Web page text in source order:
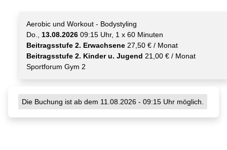
Aerobic und Workout - Bodystyling
Do., 13.08.2026 09:15 Uhr, 1 x 60 Minuten
Beitragsstufe 2. Erwachsene 27,50 € / Monat
Beitragsstufe 2. Kinder u. Jugend 21,00 € / Monat
Sportforum Gym 2
Die Buchung ist ab dem 11.08.2026 - 09:15 Uhr möglich.